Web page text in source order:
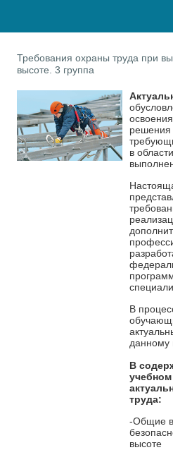
Требования охраны труда при
высоте. 3 группа
решения
в
В
данному
В
труда:
-Общие
высоте